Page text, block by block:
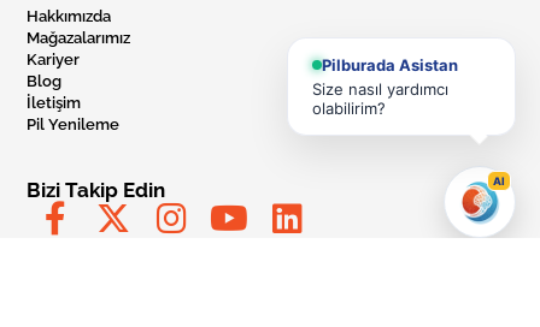
Hakkımızda
Mağazalarımız
Kariyer
Blog
İletişim
Pil Yenileme
Bizi Takip Edin
Pilburada Asistan
Size nasıl yardımcı
olabilirim?
AI